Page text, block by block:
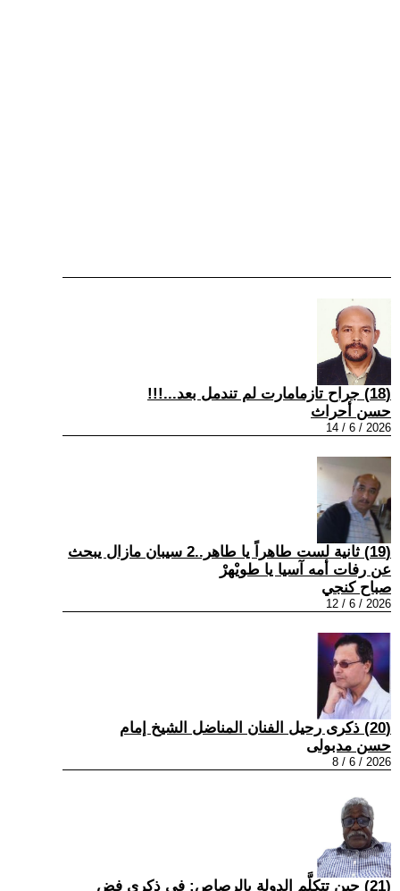
(18) جراح تازمامارت لم تندمل بعد...!!!
حسن أحراث
2026 / 6 / 14
(19) ثانية لست طاهراً يا طاهر..2 سيبان مازال يبحث
عن رفات أمه آسيا يا طويْهرْ
صباح كنجي
2026 / 6 / 12
(20) ذكرى رحيل الفنان المناضل الشيخ إمام
حسن مدبولى
2026 / 6 / 8
(21) حين تتكلَّم الدولة بالرصاص: في ذكرى فض